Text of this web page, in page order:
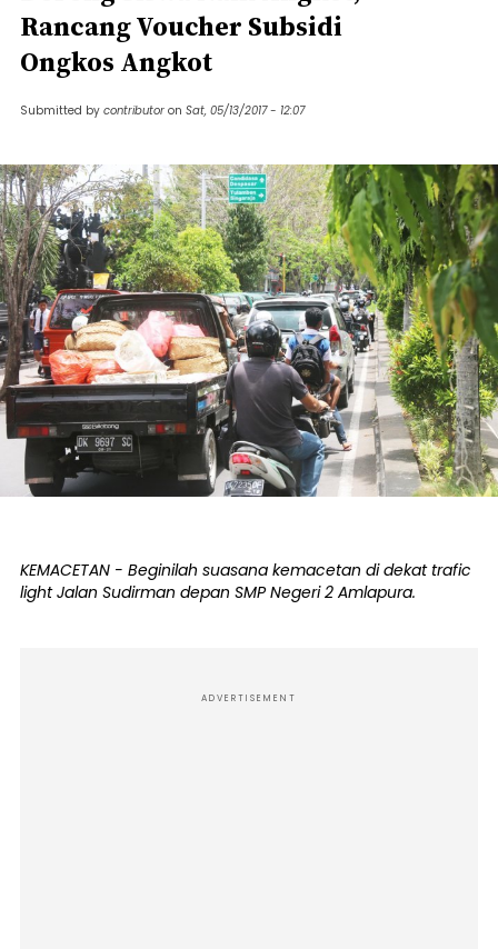
Rancang Voucher Subsidi
Ongkos Angkot
Submitted by contributor on Sat, 05/13/2017 - 12:07
KEMACETAN - Beginilah suasana kemacetan di dekat trafic
light Jalan Sudirman depan SMP Negeri 2 Amlapura.
ADVERTISEMENT